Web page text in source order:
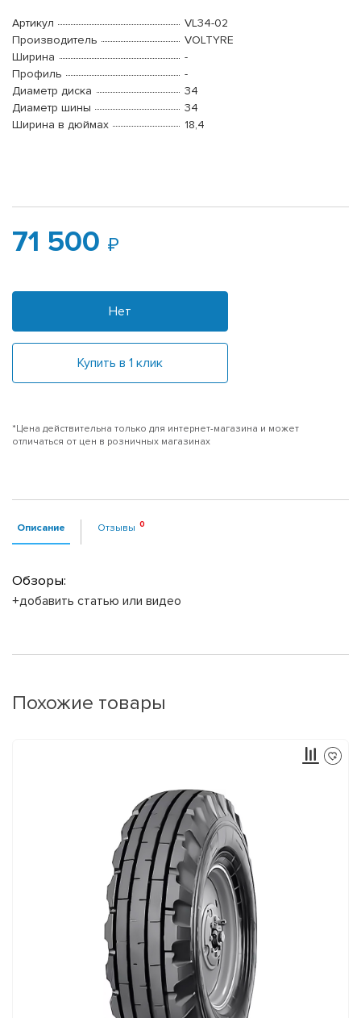
Артикул
VL34-02
Производитель
VOLTYRE
Ширина
-
Профиль
-
Диаметр диска
34
Диаметр шины
34
Ширина в дюймах
18,4
71 500
Нет
Купить в 1 клик
*Цена действительна только для интернет-магазина и может
отличаться от цен в розничных магазинах
Описание Отзывы
Обзоры:
+добавить статью или видео
Похожие товары